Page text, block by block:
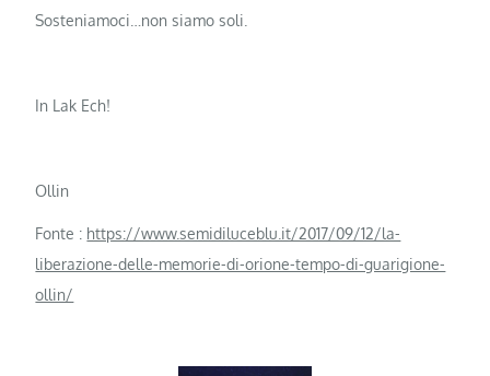
Sosteniamoci…non siamo soli.
In Lak Ech!
Ollin
Fonte : https://www.semidiluceblu.it/2017/09/12/la-
liberazione-delle-memorie-di-orione-tempo-di-guarigione-
ollin/